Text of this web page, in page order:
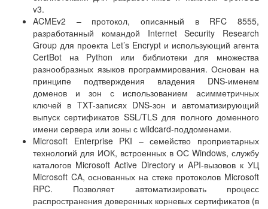
v3.
ACMEv2 – протокол, описанный в RFC 8555,
разработанный командой Internet Security Research
Group для проекта Let’s Encrypt и использующий агента
CertBot на Python или библиотеки для множества
разнообразных языков программирования. Основан на
принципе подтверждения владения DNS-именем
доменов и зон с использованием асимметричных
ключей в TXT-записях DNS-зон и автоматизирующий
выпуск сертификатов SSL/TLS для полного доменного
имени сервера или зоны с wildcard-поддоменами.
Microsoft Enterprise PKI – семейство проприетарных
технологий для ИОК, встроенных в ОС Windows, службу
каталогов Microsoft Active Directory и API-вызовов к УЦ
Microsoft CA, основанных на стеке протоколов Microsoft
RPC. Позволяет автоматизировать процесс
распространения доверенных корневых сертификатов (в